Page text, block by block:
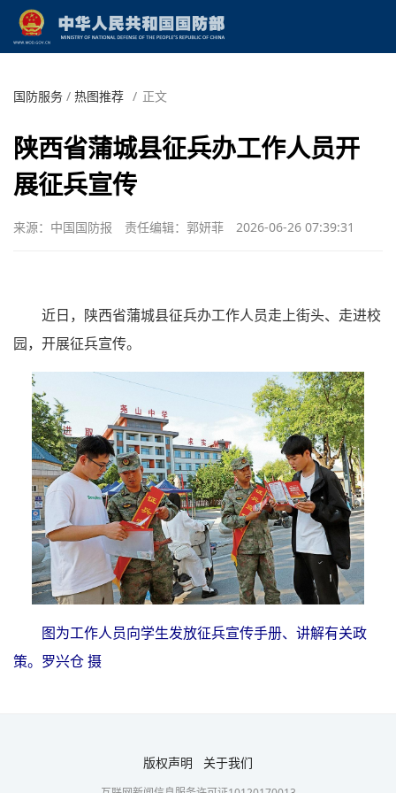
国防服务 / 热图推荐 / 正文
陕西省蒲城县征兵办工作人员开
展征兵宣传
来源：中国国防报 责任编辑：郭妍菲 2026-06-26 07:39:31
近日，陕西省蒲城县征兵办工作人员走上街头、走进校
园，开展征兵宣传。
图为工作人员向学生发放征兵宣传手册、讲解有关政
策。罗兴仓 摄
版权声明 关于我们